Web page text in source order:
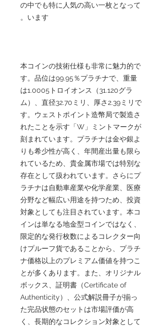
の中でも特に人気の高い一枚となって
います。
本コインの技術仕様も非常に魅力的で
す。品位は99.95％プラチナで、重量
は1.0005トロイオンス（31.120グラ
ム）、直径32.70ミリ、厚さ2.39ミリで
す。ウェストポイント造幣局で製造さ
れたことを示す「W」ミントマークが
刻まれています。プラチナは金や銀よ
りも希少性が高く、年間産出量も限ら
れているため、貴金属市場では特別な
存在として扱われています。さらにプ
ラチナは自動車産業や化学産業、医療
分野など幅広い用途を持つため、投資
対象としても注目されています。本コ
インは単なる地金型コインではなく、
限定的な発行枚数によるコレクター向
けプルーフ貨であることから、プラチ
ナ価格以上のプレミアム価値を持つこ
とが多くあります。また、オリジナル
ボックス、証明書（Certificate of
Authenticity）、公式解説冊子が揃っ
た完品状態のセットは市場評価が高
く、長期的なコレクション対象として